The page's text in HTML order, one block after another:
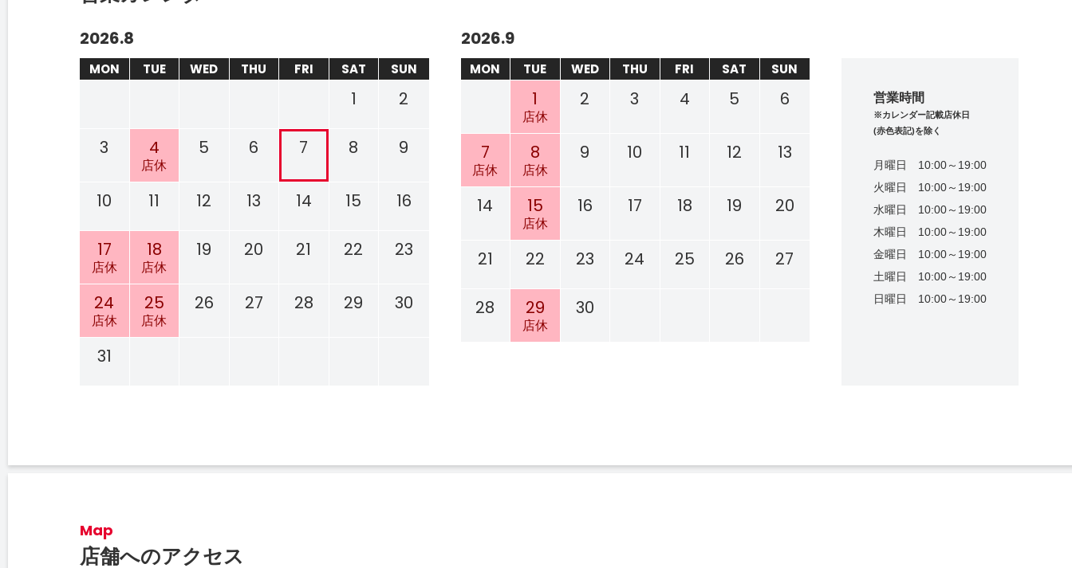
2026.8
MON TUE WED THU FRI SAT SUN
1 2
3 4
店休
5 6 7 8 9
10 11 12 13 14 15 16
17
店休
18
店休
19 20 21 22 23
24
店休
25
店休
26 27 28 29 30
31
2026.9
MON TUE WED THU FRI SAT SUN
1
店休
2 3 4 5 6
7
店休
8
店休
9 10 11 12 13
14 15
店休
16 17 18 19 20
21 22 23 24 25 26 27
28 29
店休
30
営業時間
※カレンダー記載店休日
(赤色表記)を除く
月曜日
10:00～19:00
火曜日
10:00～19:00
水曜日
10:00～19:00
木曜日
10:00～19:00
金曜日
10:00～19:00
土曜日
10:00～19:00
日曜日
10:00～19:00
Map
店舗へのアクセス